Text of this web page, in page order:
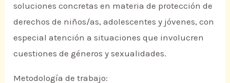
soluciones concretas en materia de protección de
derechos de niños/as, adolescentes y jóvenes, con
especial atención a situaciones que involucren
cuestiones de géneros y sexualidades.
Metodología de trabajo: